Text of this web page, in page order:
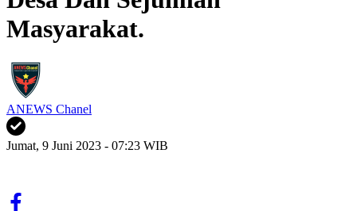
Masyarakat.
ANEWS Chanel
Jumat, 9 Juni 2023 - 07:23 WIB